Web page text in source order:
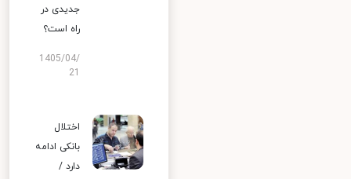
جدیدی در
راه است؟
1405/04/
اختلال
بانکی ادامه
دارد /